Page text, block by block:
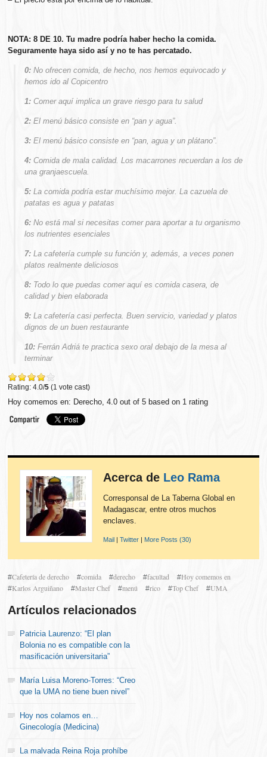
NOTA: 8 DE 10. Tu madre podría haber hecho la comida.
Seguramente haya sido así y no te has percatado.
0: No ofrecen comida, de hecho, nos hemos equivocado y
hemos ido al Copicentro
1: Comer aquí implica un grave riesgo para tu salud
2: El menú básico consiste en “pan y agua”.
3: El menú básico consiste en “pan, agua y un plátano”.
4: Comida de mala calidad. Los macarrones recuerdan a los de
una granjaescuela.
5: La comida podría estar muchísimo mejor. La cazuela de
patatas es agua y patatas
6: No está mal si necesitas comer para aportar a tu organismo
los nutrientes esenciales
7: La cafetería cumple su función y, además, a veces ponen
platos realmente deliciosos
8: Todo lo que puedas comer aquí es comida casera, de
calidad y bien elaborada
9: La cafetería casi perfecta. Buen servicio, variedad y platos
dignos de un buen restaurante
10: Ferrán Adriá te practica sexo oral debajo de la mesa al
terminar
Rating: 4.0/5 (1 vote cast)
Hoy comemos en: Derecho,4.0 out of5 based on 1 rating
Acerca de Leo Rama
Corresponsal de La Taberna Global en
Madagascar, entre otros muchos
enclaves.
Mail |Twitter | More Posts (30)
#Cafetería de derecho #comida #derecho #facultad #Hoy comemos en
#Karlos Arguiñano #Master Chef #menú #rico #Top Chef #UMA
Artículos relacionados
Patricia Laurenzo: “El plan
Bolonia no es compatible con la
masificación universitaria”
María Luisa Moreno-Torres: “Creo
que la UMA no tiene buen nivel”
Hoy nos colamos en…
Ginecología (Medicina)
La malvada Reina Roja prohíbe